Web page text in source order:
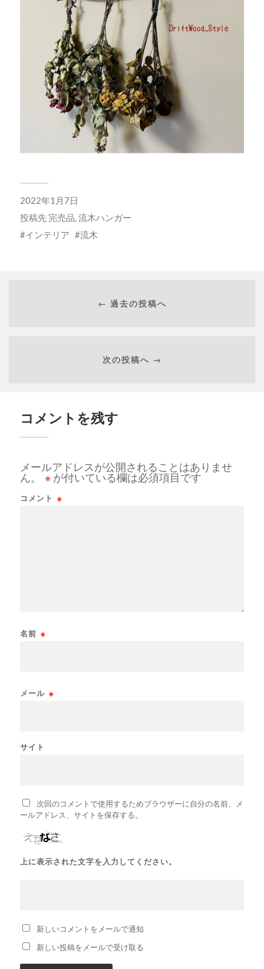
2022年1月7日
投稿先 完売品,流木ハンガー
インテリア
流木
← 過去の投稿へ
次の投稿へ →
コメントを残す
メールアドレスが公開されることはありませ
ん。
※ が付いている欄は必須項目です
コメント ※
名前 ※
メール ※
サイト
次回のコメントで使用するためブラウザーに自分の名前、メ
ールアドレス、サイトを保存する。
上に表示された文字を入力してください。
新しいコメントをメールで通知
新しい投稿をメールで受け取る